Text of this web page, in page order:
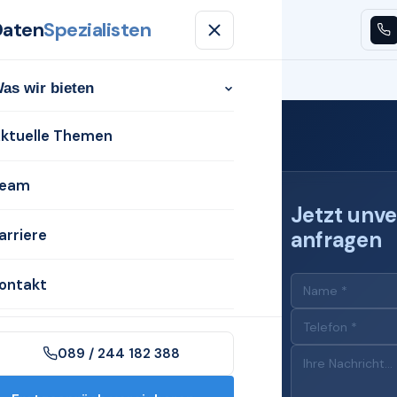
Aktuelle ThemenTeam Karriere
Spezialisten
wir bieten
Themen
089 / 244 182 388
Neustadt am
Jetzt
anfragen